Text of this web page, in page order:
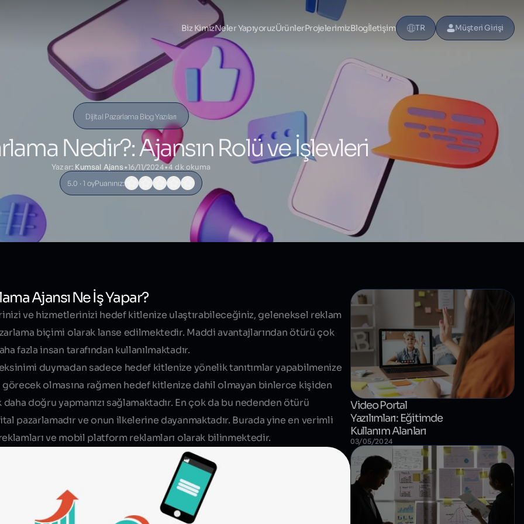
Biz KimizNeler YapıyoruzÜrünlerProjelerimizBlogİletişim TR Müşteri Girişi
Dijital Pazarlama Blog Yazıları
Nedir?: Ajansın Rolü ve İşlevleri
Yazar: Kumsal Ajans•16/11/2024•4 dk okuma
5.0 · 1 oyPuanınız:
Blog yazısı içeriği
Ajansı Ne İş Yapar?
ve hizmetlerinizi hedef kitlenize ulaştırabileceğiniz, geleneksel reklam
biçimi olarak lanse edilmektedir. Maddi avantajlarından ötürü çok
fazla insan tarafından kullanılmaktadır.
duymadan sadece hedef kitlenize yönelik tanıtımlar yapabilmenize
görecek olmasına rağmen hedef kitlenize dahil olmayan binlerce kişiden
daha doğru yapmanızı sağlamaktadır. En çok da bu nedenden ötürü
pazarlamadırve onun ilkelerine dayanmaktadır. Burada yine en verimli
ve mobil platform reklamları olarak bilinmektedir.
Video Portal
Yazılımları: Eğitimde
Kullanım Alanları
03/05/2024